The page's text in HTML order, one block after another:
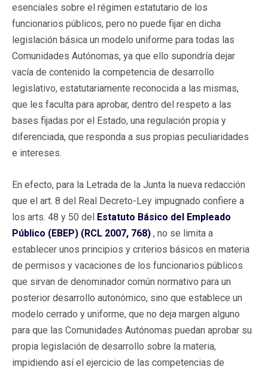
esenciales sobre el régimen estatutario de los
funcionarios públicos, pero no puede fijar en dicha
legislación básica un modelo uniforme para todas las
Comunidades Autónomas, ya que ello supondría dejar
vacía de contenido la competencia de desarrollo
legislativo, estatutariamente reconocida a las mismas,
que les faculta para aprobar, dentro del respeto a las
bases fijadas por el Estado, una regulación propia y
diferenciada, que responda a sus propias peculiaridades
e intereses.
En efecto, para la Letrada de la Junta la nueva redacción
que el art. 8 del Real Decreto-Ley impugnado confiere a
los arts. 48 y 50 del Estatuto Básico del Empleado
Público (EBEP) (RCL 2007, 768) , no se limita a
establecer unos principios y criterios básicos en materia
de permisos y vacaciones de los funcionarios públicos
que sirvan de denominador común normativo para un
posterior desarrollo autonómico, sino que establece un
modelo cerrado y uniforme, que no deja margen alguno
para que las Comunidades Autónomas puedan aprobar su
propia legislación de desarrollo sobre la materia,
impidiendo así el ejercicio de las competencias de